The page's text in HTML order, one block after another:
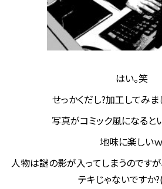
はい。笑
せっかくだし?加工してみ
写真がコミック風になるとい
地味に楽しいｗ
人物は謎の影が入ってしまうのです
テキじゃないですか